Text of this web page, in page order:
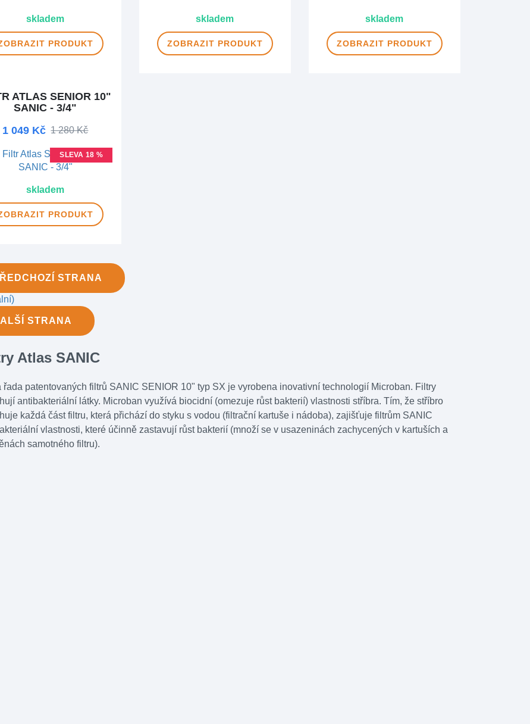
skladem
PRODUKT
skladem
ZOBRAZIT PRODUKT
skladem
ZOBRAZIT PRODUKT
ATLAS SENIOR 10"
SANIC - 3/4"
1 049 Kč 1 280 Kč
SLEVA 18 %
skladem
PRODUKT
STRANA
STRANA
Atlas SANIC
řada patentovaných filtrů SANIC SENIOR 10" typ SX je vyrobena inovativní technologií Microban. Filtry
antibakteriální látky. Microban využívá biocidní (omezuje růst bakterií) vlastnosti stříbra. Tím, že stříbro
každá část filtru, která přichází do styku s vodou (filtrační kartuše i nádoba), zajišťuje filtrům SANIC
vlastnosti, které účinně zastavují růst bakterií (množí se v usazeninách zachycených v kartuších a
samotného filtru).